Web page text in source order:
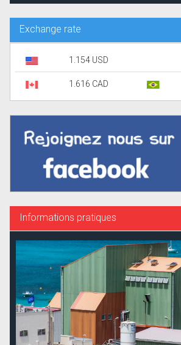
Exchange rate
1.154 USD
1.616 CAD
Informations pratiques